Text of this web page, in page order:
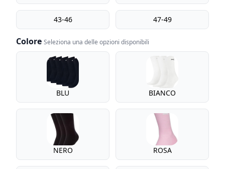
43-46 47-49
Colore Seleziona una delle opzioni disponibili
Colore
BLU BIANCO
NERO ROSA